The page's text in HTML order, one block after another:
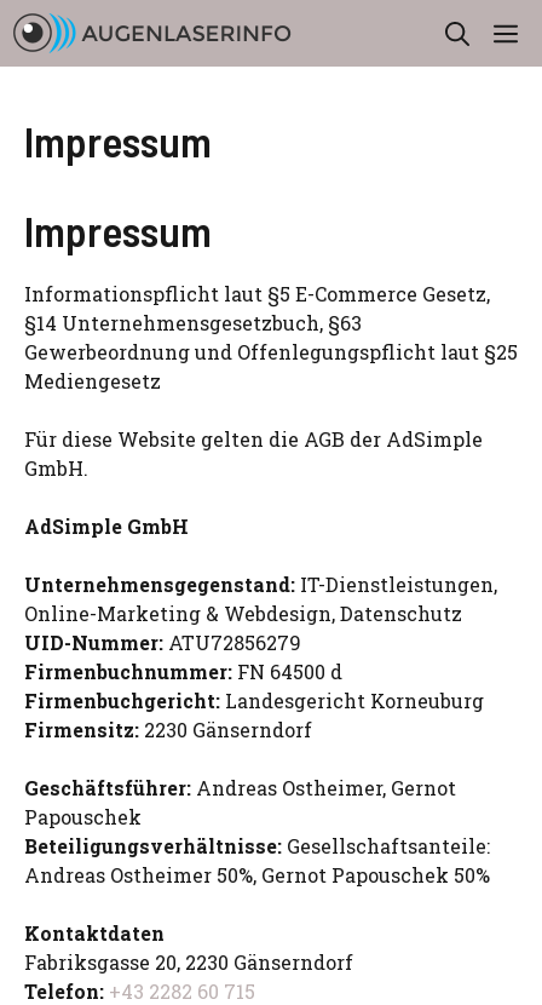
Zum
Inhalt
springen
Impressum
Impressum
Informationspflicht laut §5 E-Commerce Gesetz,
§14 Unternehmensgesetzbuch, §63
Gewerbeordnung und Offenlegungspflicht laut §25
Mediengesetz
Für diese Website gelten die AGB der AdSimple
GmbH.
AdSimple GmbH
Unternehmensgegenstand: IT-Dienstleistungen,
Online-Marketing & Webdesign, Datenschutz
UID-Nummer: ATU72856279
Firmenbuchnummer: FN 64500 d
Firmenbuchgericht: Landesgericht Korneuburg
Firmensitz: 2230 Gänserndorf
Geschäftsführer: Andreas Ostheimer, Gernot
Papouschek
Beteiligungsverhältnisse: Gesellschaftsanteile:
Andreas Ostheimer 50%, Gernot Papouschek 50%
Kontaktdaten
Fabriksgasse 20, 2230 Gänserndorf
Telefon: +43 2282 60 715